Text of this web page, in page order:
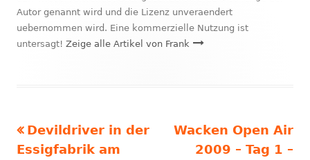
Autor genannt wird und die Lizenz unveraendert
uebernommen wird. Eine kommerzielle Nutzung ist
untersagt! Zeige alle Artikel von Frank
Beitragsnavigation
Vorheriger
Beitrag:
Devildriver in der
Essigfabrik am
Nächster
Beitrag
Wacken Open Air
2009 – Tag 1 –